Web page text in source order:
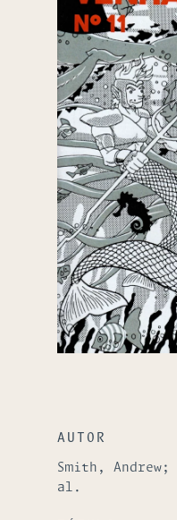
AUTOR
Smith,
al.